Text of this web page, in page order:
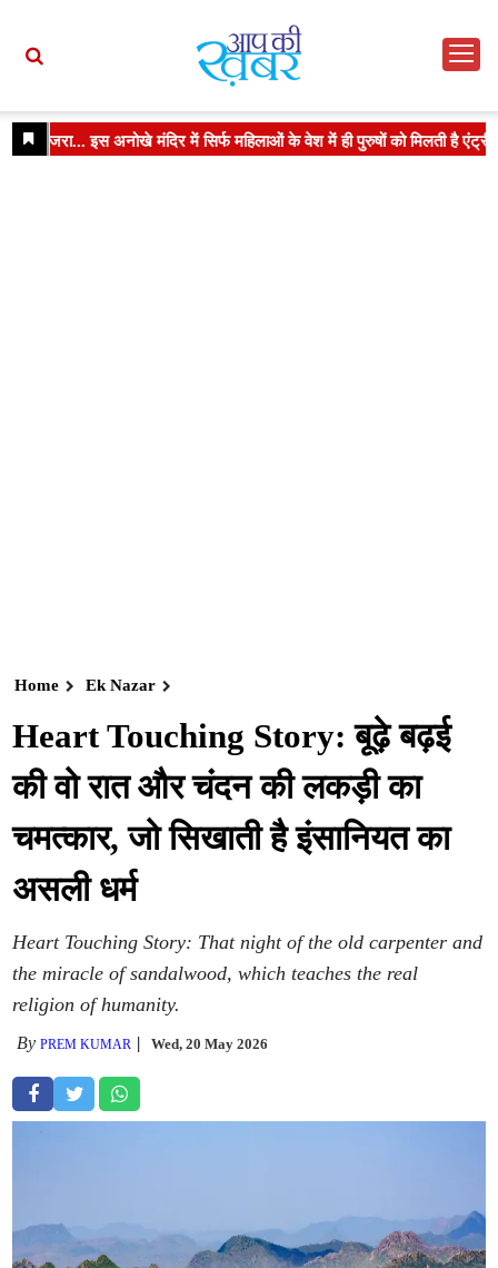
Home Ek Nazar
Heart Touching Story: बूढ़े बढ़ई
की वो रात और चंदन की लकड़ी का
चमत्कार, जो सिखाती है इंसानियत का
असली धर्म
Heart Touching Story: That night of the old carpenter and
the miracle of sandalwood, which teaches the real
religion of humanity.
ByPREM KUMAR Wed, 20 May 2026